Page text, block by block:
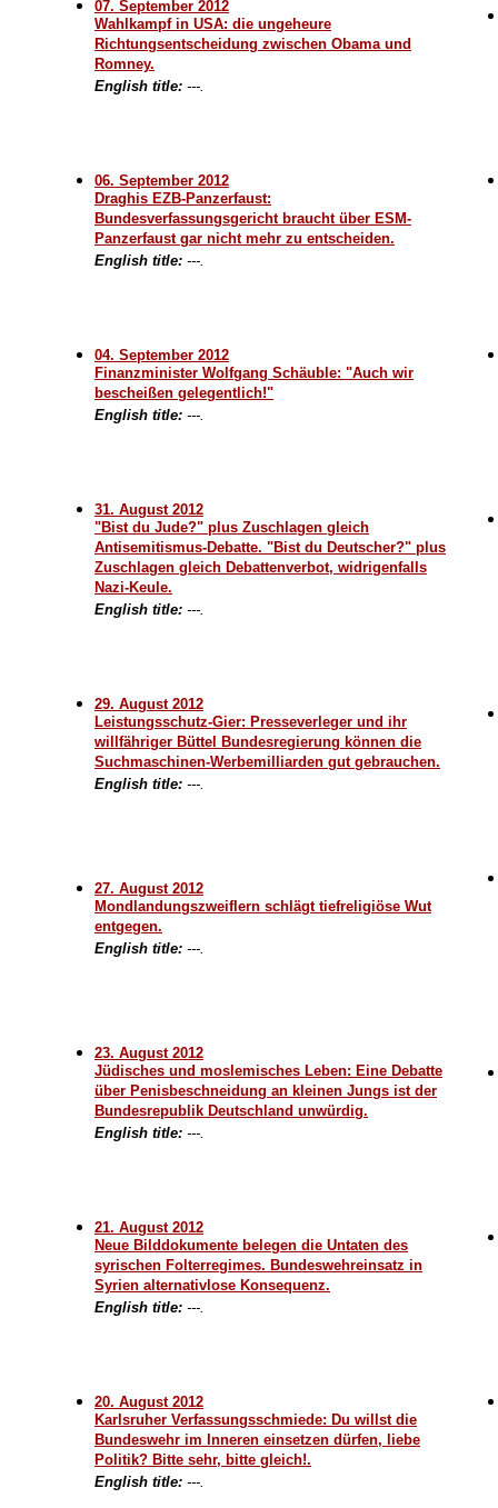
07. September 2012
Wahlkampf in USA: die ungeheure
Richtungsentscheidung zwischen Obama und
Romney.
English title: ---.
06. September 2012
Draghis EZB-Panzerfaust:
Bundesverfassungsgericht braucht über ESM-
Panzerfaust gar nicht mehr zu entscheiden.
English title: ---.
04. September 2012
Finanzminister Wolfgang Schäuble: "Auch wir
bescheißen gelegentlich!"
English title: ---.
31. August 2012
"Bist du Jude?" plus Zuschlagen gleich
Antisemitismus-Debatte. "Bist du Deutscher?" plus
Zuschlagen gleich Debattenverbot, widrigenfalls
Nazi-Keule.
English title: ---.
29. August 2012
Leistungsschutz-Gier: Presseverleger und ihr
willfähriger Büttel Bundesregierung können die
Suchmaschinen-Werbemilliarden gut gebrauchen.
English title: ---.
27. August 2012
Mondlandungszweiflern schlägt tiefreligiöse Wut
entgegen.
English title: ---.
23. August 2012
Jüdisches und moslemisches Leben: Eine Debatte
über Penisbeschneidung an kleinen Jungs ist der
Bundesrepublik Deutschland unwürdig.
English title: ---.
21. August 2012
Neue Bilddokumente belegen die Untaten des
syrischen Folterregimes. Bundeswehreinsatz in
Syrien alternativlose Konsequenz.
English title: ---.
20. August 2012
Karlsruher Verfassungsschmiede: Du willst die
Bundeswehr im Inneren einsetzen dürfen, liebe
Politik? Bitte sehr, bitte gleich!.
English title: ---.